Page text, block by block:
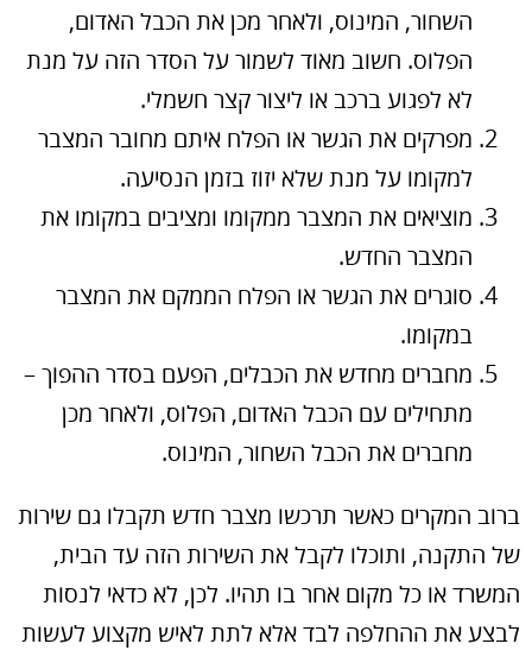
השחור, המינוס, ולאחר מכן את הכבל האדום,
הפלוס. חשוב מאוד לשמור על הסדר הזה על מנת
לא לפגוע ברכב או ליצור קצר חשמלי.
מפרקים את הגשר או הפלח איתם מחובר המצבר
למקומו על מנת שלא יזוז בזמן הנסיעה.
מוציאים את המצבר ממקומו ומציבים במקומו את
המצבר החדש.
סוגרים את הגשר או הפלח הממקם את המצבר
במקומו.
מחברים מחדש את הכבלים, הפעם בסדר ההפוך –
מתחילים עם הכבל האדום, הפלוס, ולאחר מכן
מחברים את הכבל השחור, המינוס.
ברוב המקרים כאשר תרכשו מצבר חדש תקבלו גם שירות
של התקנה, ותוכלו לקבל את השירות הזה עד הבית,
המשרד או כל מקום אחר בו תהיו. לכן, לא כדאי לנסות
לבצע את ההחלפה לבד אלא לתת לאיש מקצוע לעשות